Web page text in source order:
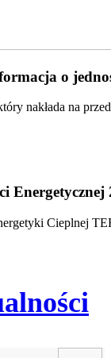
o
nakłada na
Energetycznej
Cieplnej